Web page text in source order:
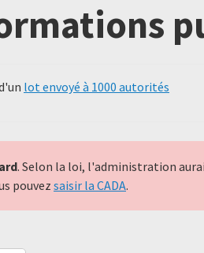
lot envoyé à 1000 autorités
. Selon la loi, l'administration
pouvez saisir la CADA.